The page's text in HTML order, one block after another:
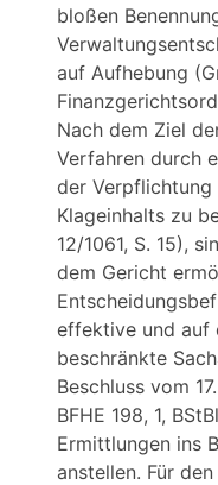
bloßen
auf Aufhebung
Nach dem Ziel
Verfahren durch
der
Klageinhalts zu
12/1061, S. 15),
dem Gericht
effektive und auf
beschränkte
Beschluss vom
BFHE 198, 1,
Ermittlungen ins
anstellen. Für